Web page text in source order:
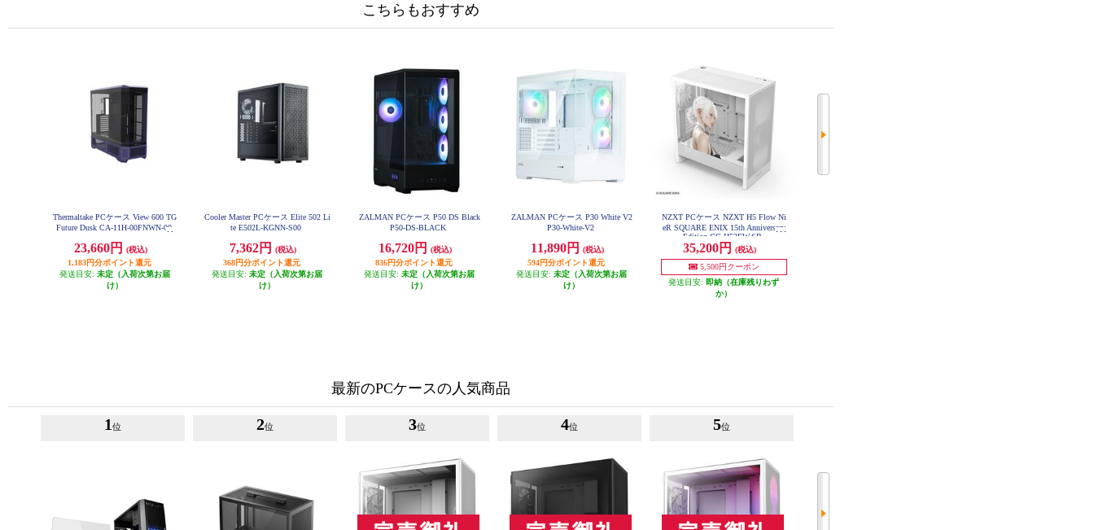
こちらもおすすめ
Thermaltake PCケース View 600 TG
Future Dusk CA-11H-00FNWN-00
23,660円
(税込)
1,183円分ポイント還元
発送目安: 未定（入荷次第お届
け）
Cooler Master PCケース Elite 502 Li
te E502L-KGNN-S00
7,362円
(税込)
368円分ポイント還元
発送目安: 未定（入荷次第お届
け）
ZALMAN PCケース P50 DS Black
P50-DS-BLACK
16,720円
(税込)
836円分ポイント還元
発送目安: 未定（入荷次第お届
け）
ZALMAN PCケース P30 White V2
P30-White-V2
11,890円
(税込)
594円分ポイント還元
発送目安: 未定（入荷次第お届
け）
NZXT PCケース NZXT H5 Flow Ni
eR SQUARE ENIX 15th Anniversary
Edition CC-H52FW-SB
35,200円
(税込)
5,500円クーポン
発送目安: 即納（在庫残りわず
か）
最新のPCケースの人気商品
1 位 2位 3位 4位 5位